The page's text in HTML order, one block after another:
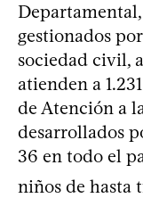
gestionados
sociedad civil,
atienden a
de Atención a
desarrollados
36 en todo el
niños de hasta